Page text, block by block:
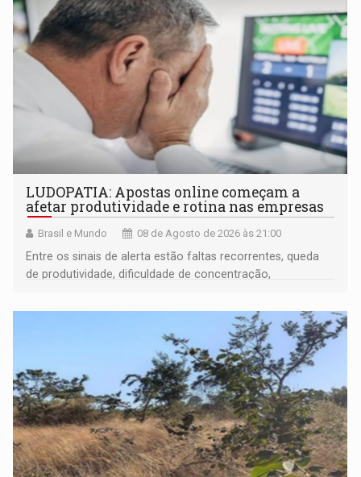
LUDOPATIA: Apostas online começam a
afetar produtividade e rotina nas empresas
Brasil e Mundo 08 de Agosto de 2026 às 21:00
Entre os sinais de alerta estão faltas recorrentes, queda
de produtividade, dificuldade de concentração,